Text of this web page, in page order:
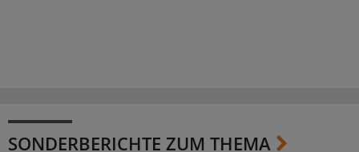
SONDERBERICHTE ZUM THEMA